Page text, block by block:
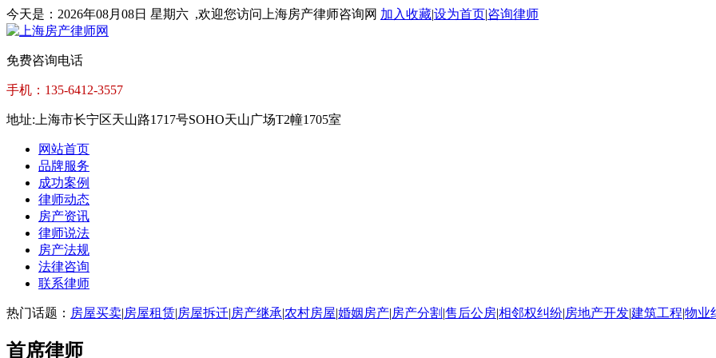
今天是： 2026年08月08日 星期六 ,欢迎您访问上海房产律师咨询网 加入收藏|设为首页|咨询律师
免费咨询电话
手机：135-6412-3557
地址:上海市长宁区天山路1717号SOHO天山广场T2幢1705室
网站首页
品牌服务
成功案例
律师动态
房产资讯
律师说法
房产法规
法律咨询
联系律师
热门话题： 房屋买卖|房屋租赁|房屋拆迁|房产继承|农村房屋|婚姻房产|房产分割 |售后公房|相邻权纠纷|房地产开发|建筑工程|物业
首席律师